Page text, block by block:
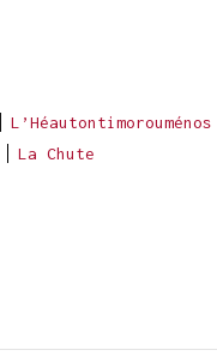
L’Héautontimorouménos
La Chute